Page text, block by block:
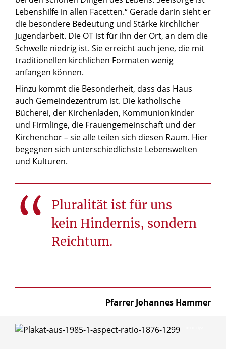
Lebenshilfe in allen Facetten.“ Gerade darin sieht er
die besondere Bedeutung und Stärke kirchlicher
Jugendarbeit. Die OT ist für ihn der Ort, an dem die
Schwelle niedrig ist. Sie erreicht auch jene, die mit
traditionellen kirchlichen Formaten wenig
anfangen können.
Hinzu kommt die Besonderheit, dass das Haus
auch Gemeindezentrum ist. Die katholische
Bücherei, der Kirchenladen, Kommunionkinder
und Firmlinge, die Frauengemeinschaft und der
Kirchenchor – sie alle teilen sich diesen Raum. Hier
begegnen sich unterschiedlichste Lebenswelten
und Kulturen.
Pluralität ist für uns
kein Hindernis, sondern
Reichtum.
Pfarrer Johannes Hammer